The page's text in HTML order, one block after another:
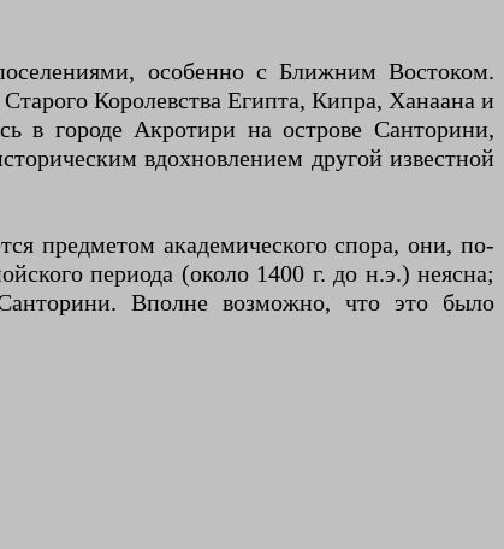
особенно с Ближним Востоком.
Королевства Египта, Кипра, Ханаана и
в городе Акротири на острове Санторини,
вдохновлением другой известной
предметом академического спора, они, по-
периода (около 1400 г. до н.э.) неясна;
Вполне возможно, что это было